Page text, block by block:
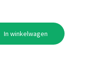
In winkelwagen